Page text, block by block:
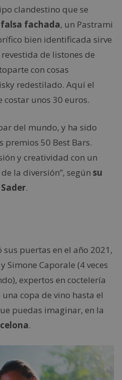
clandestino que se
fachada, un Pastrami
bien identificada sirve
de listones de
con cosas
redestilado. Aquí el
unos 30 euros.
del mundo, y ha sido
premios 50 Best Bars.
y creatividad con un
la diversión”, según su
.
puertas en el año 2021,
Simone Caporale (4 veces
expertos en coctelería
copa de vino hasta el
puedas imaginar, en la
.